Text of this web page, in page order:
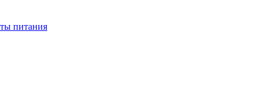
питания